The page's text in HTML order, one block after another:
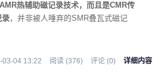
热辅助磁记录技术，而且是CMR传
录，并非被人唾弃的SMR叠瓦式磁记
03-04 13:22 阅读 (376) 评论 (0) 详细内容